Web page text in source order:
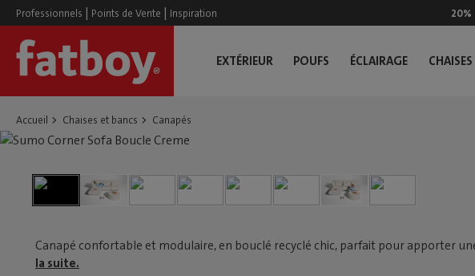
Professionnels | Points de Vente | Inspiration
EXTÉRIEUR POUFS ÉCLAIRAGE
Accueil Chaises et bancs Canapés
Canapé confortable et modulaire, en bouclé recyclé chic, parfait pour apporter
la suite.